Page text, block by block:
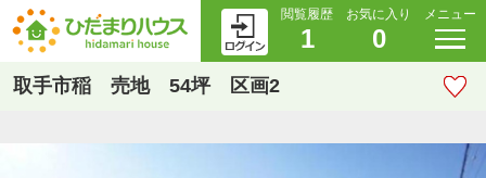
閲覧履歴
1
お気に入り
0
メニュー
取手市稲 売地 54坪 区画2